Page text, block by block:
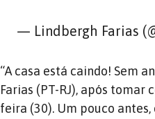
— Lindbergh Farias
“A casa está caindo! Sem
Farias (PT-RJ), após
feira (30). Um pouco